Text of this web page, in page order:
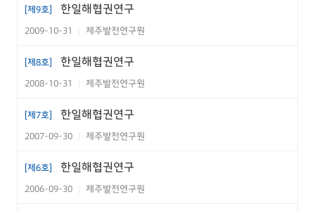
공동연구
비교연구
해협권 뉴스
해협권 뉴스
협의회 연혁
협의회 연혁
[제9호] 한일해협권연구
2009-10-31 제주발전연구원
[제8호] 한일해협권연구
2008-10-31 제주발전연구원
[제7호] 한일해협권연구
2007-09-30 제주발전연구원
[제6호] 한일해협권연구
2006-09-30 제주발전연구원